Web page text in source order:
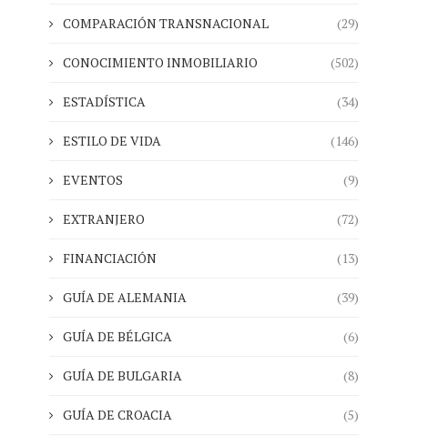
COMPARACIÓN TRANSNACIONAL (29)
CONOCIMIENTO INMOBILIARIO (502)
ESTADÍSTICA (34)
ESTILO DE VIDA (146)
EVENTOS (9)
EXTRANJERO (72)
FINANCIACIÓN (13)
GUÍA DE ALEMANIA (39)
GUÍA DE BÉLGICA (6)
GUÍA DE BULGARIA (8)
GUÍA DE CROACIA (5)